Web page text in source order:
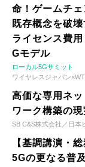
命！ゲームチ
既存概念を破
ライセンス費
Gモデル
ローカル5Gサミット
ワイヤレスジャパン
高価な専用ネ
ワーク構築の
SB C&S株式会社／日本
【基調講演・
5Gの更なる普